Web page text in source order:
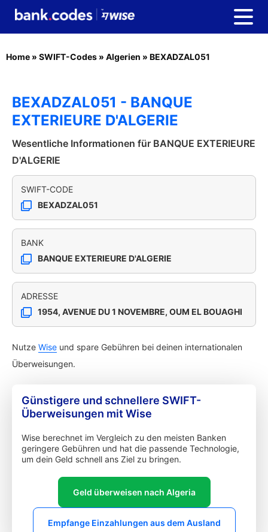
Home » SWIFT-Codes » Algerien » BEXADZAL051
BEXADZAL051 - BANQUE
EXTERIEURE D'ALGERIE
Wesentliche Informationen für BANQUE EXTERIEURE
D'ALGERIE
SWIFT-CODE
BEXADZAL051
BANK
BANQUE EXTERIEURE D'ALGERIE
ADRESSE
1954, AVENUE DU 1 NOVEMBRE, OUM EL BOUAGHI
Nutze Wise und spare Gebühren bei deinen internationalen
Überweisungen.
Günstigere und schnellere SWIFT-
Überweisungen mit Wise
Wise berechnet im Vergleich zu den meisten Banken
geringere Gebühren und hat die passende Technologie,
um dein Geld schnell ans Ziel zu bringen.
Geld überweisen nach Algeria
Empfange Einzahlungen aus dem Ausland